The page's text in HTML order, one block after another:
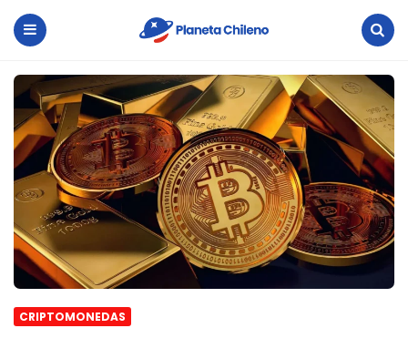
Planeta
Chileno
CRIPTOMONEDAS